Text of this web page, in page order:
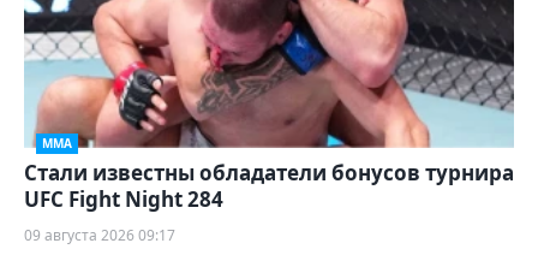
ММА
Стали известны обладатели бонусов турнира
UFC Fight Night 284
09 августа 2026 09:17